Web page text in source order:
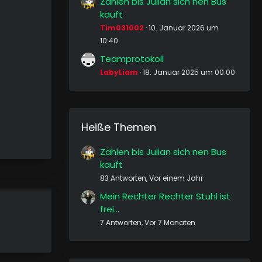
kauft
Tim031002 10. Januar 2026 um
10:40
Teamprotokoll
LabyLiam 18. Januar 2025 um 00:00
Heiße Themen
Zählen bis Julian sich nen Bus
kauft
83 Antworten, Vor einem Jahr
Mein Rechter Rechter Stuhl ist
frei...
7 Antworten, Vor 7 Monaten